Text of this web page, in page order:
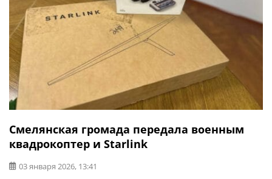
Смелянская громада передала военным
квадрокоптер и Starlink
03 января 2026, 13:41